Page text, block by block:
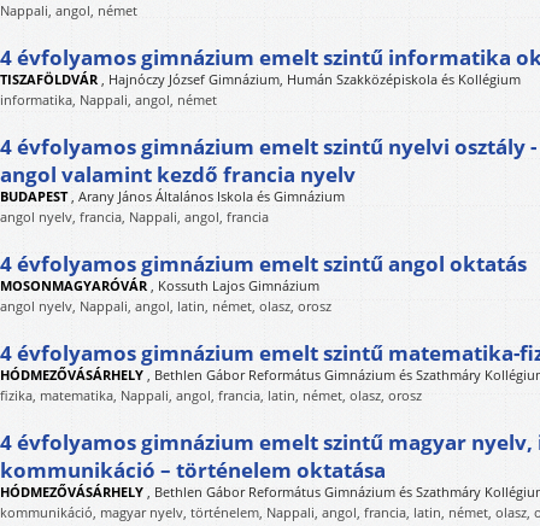
Nappali, angol, német
4 évfolyamos gimnázium emelt szintű informatika
TISZAFÖLDVÁR , Hajnóczy József Gimnázium, Humán Szakközépiskola és Kollégium
informatika, Nappali, angol, német
4 évfolyamos gimnázium emelt szintű nyelvi osztály
angol valamint kezdő francia nyelv
BUDAPEST, Arany János Általános Iskola és Gimnázium
angol nyelv, francia, Nappali, angol, francia
4 évfolyamos gimnázium emelt szintű angol oktatás
MOSONMAGYARÓVÁR , Kossuth Lajos Gimnázium
angol nyelv, Nappali, angol, latin, német, olasz, orosz
4 évfolyamos gimnázium emelt szintű matematika-
HÓDMEZŐVÁSÁRHELY , Bethlen Gábor Református Gimnázium és Szathmáry
fizika, matematika, Nappali, angol, francia, latin, német, olasz, orosz
4 évfolyamos gimnázium emelt szintű magyar
kommunikáció – történelem oktatása
HÓDMEZŐVÁSÁRHELY , Bethlen Gábor Református Gimnázium és Szathmáry
kommunikáció, magyar nyelv, történelem, Nappali, angol, francia, latin, német, olasz,